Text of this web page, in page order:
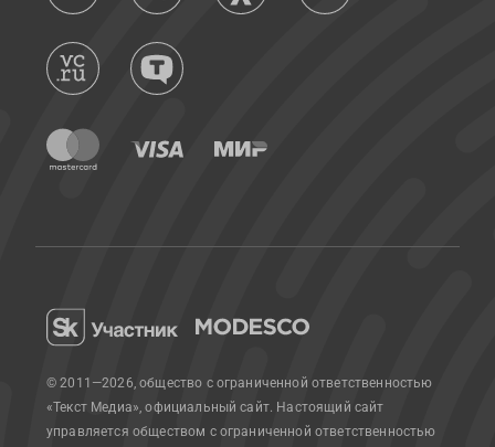
© 2011—2026, общество с ограниченной ответственностью
«Текст Медиа», официальный сайт. Настоящий сайт
управляется обществом с ограниченной ответственностью